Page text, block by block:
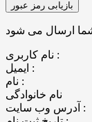
نام کاربری :
ایمیل :
نام :
نام خانوادگی
آدرس وب سایت :